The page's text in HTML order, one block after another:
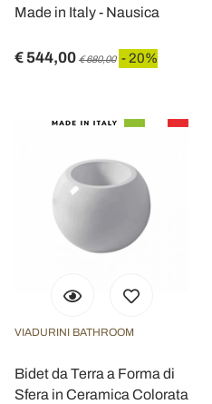
Made in Italy - Nausica
€ 544,00 € 680,00 - 20%
VIADURINI BATHROOM
Bidet da Terra a Forma di
Sfera in Ceramica Colorata